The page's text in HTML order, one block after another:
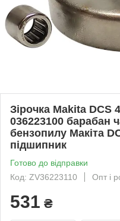
Зірочка Makita DCS
036223100 барабан
бензопилу Макіта
підшипник
Готово до відправки
Код: ZV36223110
Опт і
531 ₴